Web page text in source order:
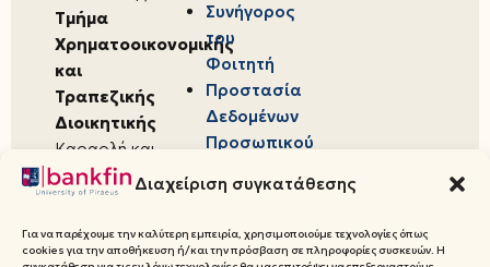
Διαχείριση συγκατάθεσης
Για να παρέχουμε την καλύτερη εμπειρία, χρησιμοποιούμε τεχνολογίες όπως
cookies για την αποθήκευση ή/και την πρόσβαση σε πληροφορίες συσκευών. Η
Τμήμα
Χρηματοοικονομικής
και
Τραπεζικής
Διοικητικής
Καραολή και
Δημητρίου 80,
18534,
Πειραιάς
Συνήγορος
του
Φοιτητή
Προστασία
Δεδομένων
Προσωπικού